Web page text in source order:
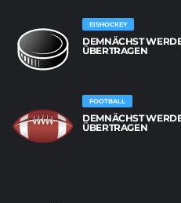
EISHOCKEY
DEMNÄCHST
ÜBERTRAGEN
FOOTBALL
DEMNÄCHST
ÜBERTRAGEN